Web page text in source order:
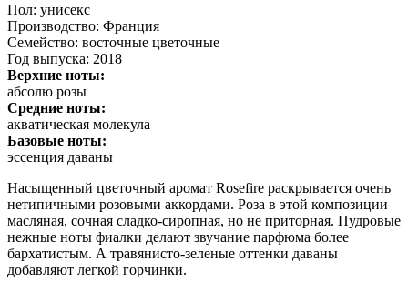
Пол: унисекс
Производство: Франция
Семейство: восточные цветочные
Год выпуска: 2018
Верхние ноты:
абсолю розы
Средние ноты:
акватическая молекула
Базовые ноты:
эссенция даваны
Насыщенный цветочный аромат Rosefire раскрывается очень
нетипичными розовыми аккордами. Роза в этой композиции
масляная, сочная сладко-сиропная, но не приторная. Пудровые
нежные ноты фиалки делают звучание парфюма более
бархатистым. А травянисто-зеленые оттенки даваны
добавляют легкой горчинки.